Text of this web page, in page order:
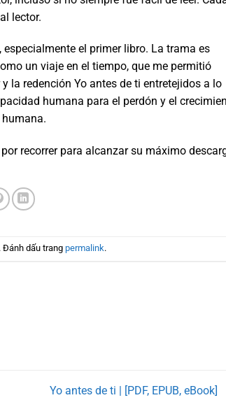
lector.
especialmente el primer libro. La trama es
un viaje en el tiempo, que me permitió
la redención Yo antes de ti entretejidos a lo
humana para el perdón y el
recorrer para alcanzar su máximo
. Đánh dấu trangpermalink.
Yo antes de ti | [PDF, EPUB, eBook]